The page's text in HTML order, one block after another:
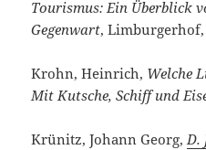
Tourismus: Ein Überblick
Gegenwart, Limburgerhof,
Krohn, Heinrich, Welche
Mit Kutsche, Schiff und
Krünitz, Johann Georg,D.